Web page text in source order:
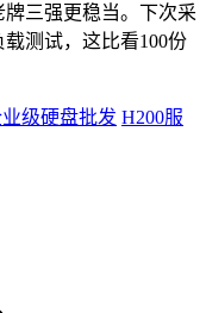
三强更稳当。下次采
测试，这比看100份
级硬盘批发 H200服